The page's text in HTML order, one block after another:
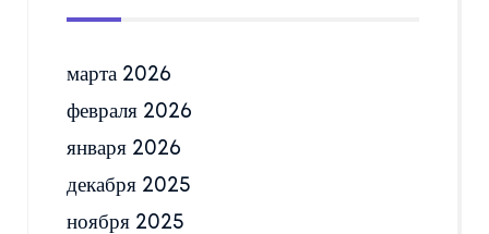
марта 2026
февраля 2026
января 2026
декабря 2025
ноября 2025